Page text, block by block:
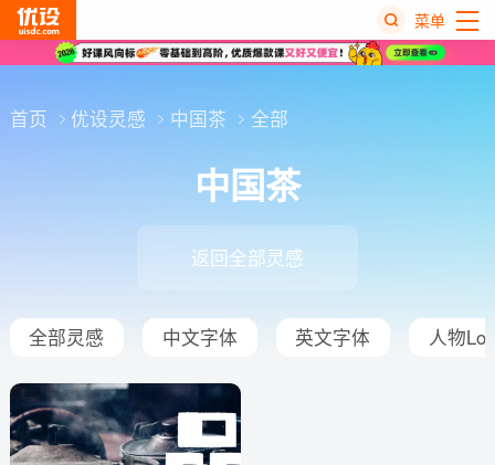
菜单
首页 优设灵感 中国茶 全部
中国茶
返回全部灵感
全部灵感 中文字体 英文字体 人物